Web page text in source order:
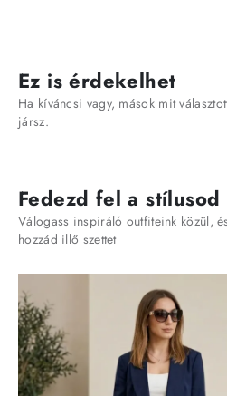
Ez is érdekelhet
Ha kíváncsi vagy, mások mit
jársz.
Fedezd fel a stílusod
Válogass inspiráló outfiteink közül,
hozzád illő szettet